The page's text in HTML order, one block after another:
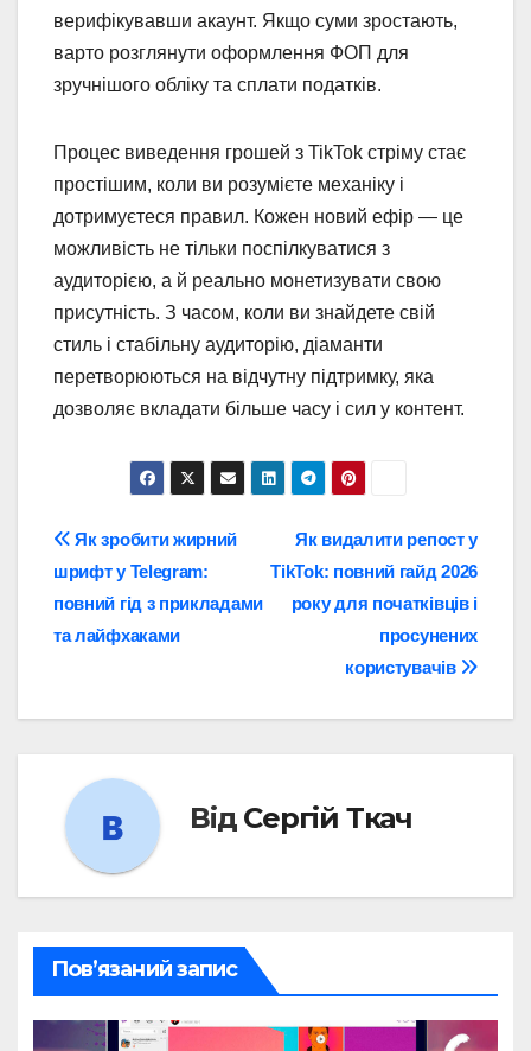
верифікувавши акаунт. Якщо суми зростають,
варто розглянути оформлення ФОП для
зручнішого обліку та сплати податків.
Процес виведення грошей з TikTok стріму стає
простішим, коли ви розумієте механіку і
дотримуєтеся правил. Кожен новий ефір — це
можливість не тільки поспілкуватися з
аудиторією, а й реально монетизувати свою
присутність. З часом, коли ви знайдете свій
стиль і стабільну аудиторію, діаманти
перетворюються на відчутну підтримку, яка
дозволяє вкладати більше часу і сил у контент.
Навігація
записів
Як видалити репост у
TikTok: повний гайд 2026
року для початківців і
просунених
користувачів
Як зробити жирний
шрифт у Telegram:
повний гід з прикладами
та лайфхаками
Від Сергій Ткач
Пов’язаний запис